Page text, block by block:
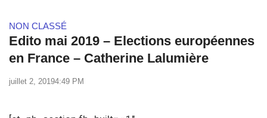
NON CLASSÉ
Edito mai 2019 – Elections européennes
en France – Catherine Lalumière
juillet 2, 20194:49 PM